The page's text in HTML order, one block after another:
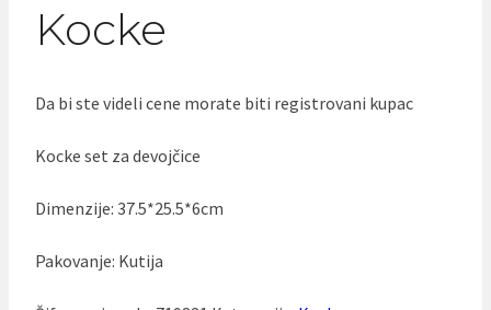
Kocke
Da bi ste videli cene morate biti registrovani kupac
Kocke set za devojčice
Dimenzije: 37.5*25.5*6cm
Pakovanje: Kutija